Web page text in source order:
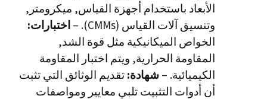
الأبعاد باستخدام أجهزة القياس, ميكرومتر,
وتنسيق آلات القياس (CMMs). –
اختبارات:
الخواص الميكانيكية مثل قوة الشد,
المقاومة الحرارية, ويتم اختبار المقاومة
الكيميائية. – شهادة: تقديم الوثائق التي تثبت
أن أدوات التثبيت تلبي معايير ومواصفات